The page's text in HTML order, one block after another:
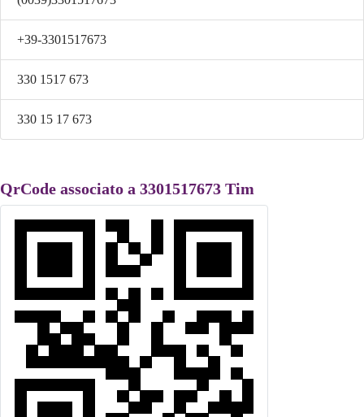
+39-3301517673
330 1517 673
330 15 17 673
QrCode associato a 3301517673 Tim